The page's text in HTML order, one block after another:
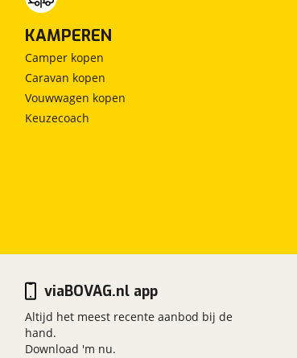
KAMPEREN
Camper kopen
Caravan kopen
Vouwwagen kopen
Keuzecoach
viaBOVAG.nl app
Altijd het meest recente aanbod bij de
hand.
Download 'm nu.